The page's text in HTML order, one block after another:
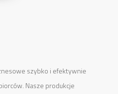
szybko i efektywnie
Nasze produkcje